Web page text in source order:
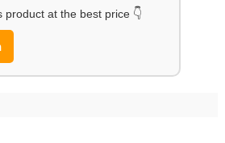
at the best price 👇